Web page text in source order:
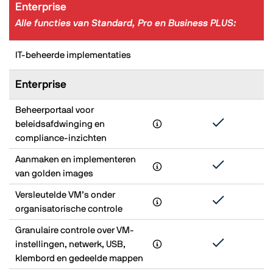
Enterprise
Alle functies van Standard, Pro en Business PLUS:
IT-beheerde implementaties
Enterprise
Beheerportaal voor
beleidsafdwinging en
compliance-inzichten
Aanmaken en implementeren
van golden images
Versleutelde VM’s onder
organisatorische controle
Granulaire controle over VM-
instellingen, netwerk, USB,
klembord en gedeelde mappen